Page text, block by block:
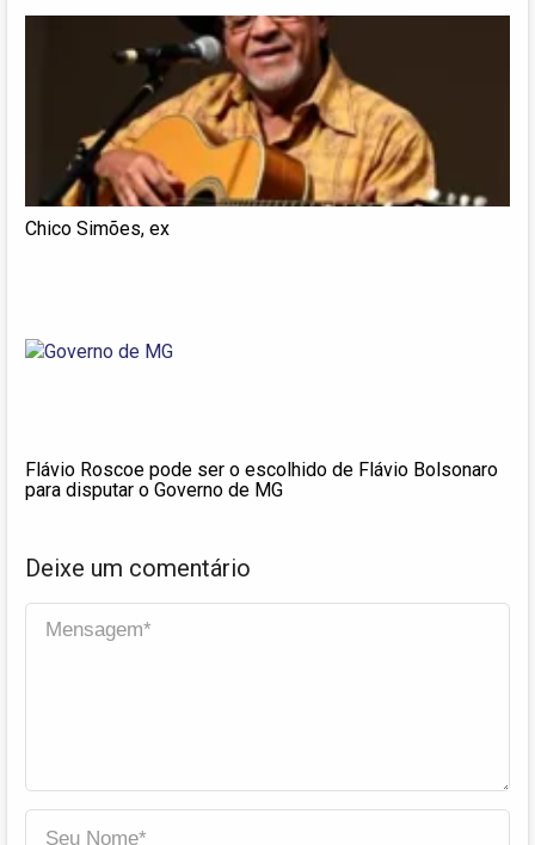
Chico Simões, ex
Flávio Roscoe pode ser o escolhido de Flávio Bolsonaro
para disputar o Governo de MG
Deixe um comentário